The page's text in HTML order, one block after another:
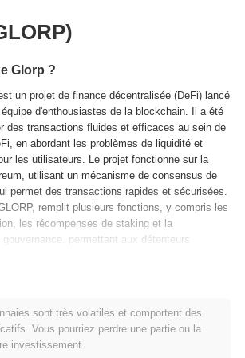
Glorp ?
un projet de finance décentralisée (DeFi) lancé
d'enthousiastes de la blockchain. Il a été
des transactions fluides et efficaces au sein de
en abordant les problèmes de liquidité et
les utilisateurs. Le projet fonctionne sur la
utilisant un mécanisme de consensus de
permet des transactions rapides et sécurisées.
remplit plusieurs fonctions, y compris les
les récompenses de staking et la
permettant aux détenteurs
se distingue par son mécanisme innovant de
à la participation dans l'écosystème. Cette
positionne Glorp comme un acteur
DeFi, visant à fournir aux utilisateurs
pour le trading et les opportunités
sont très volatiles et comportent des
Vous pourriez perdre une partie ou la
investissement.